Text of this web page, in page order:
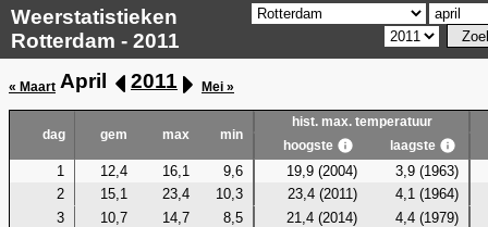
Weerstatistieken
Rotterdam - 2011
« Maart April 2011 Mei »
dag gem max min
hist. max. temperatuur
hoogste
laagste
1 12,4 16,1 9,6 19,9 (2004)
3,9 (1963)
2
15,1 23,4 10,3 23,4 (2011)
4,1 (1964)
3
10,7 14,7 8,5 21,4 (2014)
4,4 (1979)